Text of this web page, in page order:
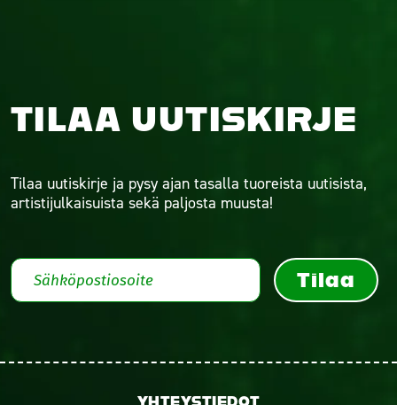
TILAA UUTISKIRJE
Tilaa uutiskirje ja pysy ajan tasalla tuoreista uutisista,
artistijulkaisuista sekä paljosta muusta!
Tilaa